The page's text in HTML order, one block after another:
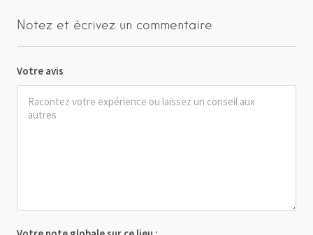
Notez et écrivez un commentaire
Votre avis